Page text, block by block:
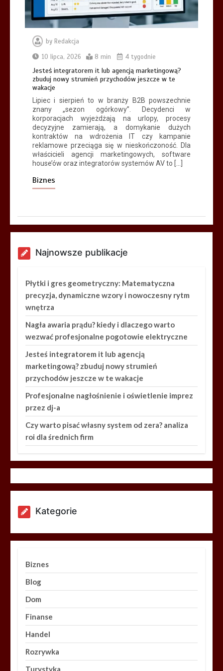
by Redakcja
10 lipca, 2026
8 min 4 tygodnie
Jesteś integratorem it lub agencją marketingową?
zbuduj nowy strumień przychodów jeszcze w te
wakacje
Lipiec i sierpień to w branży B2B powszechnie
znany „sezon ogórkowy”. Decydenci w
korporacjach wyjeżdżają na urlopy, procesy
decyzyjne zamierają, a domykanie dużych
kontraktów na wdrożenia IT czy kampanie
reklamowe przeciąga się w nieskończoność. Dla
właścicieli agencji marketingowych, software
house’ów oraz integratorów systemów AV to […]
Biznes
Najnowsze publikacje
Płytki i gres geometryczny: Matematyczna
precyzja, dynamiczne wzory i nowoczesny rytm
wnętrza
Nagła awaria prądu? kiedy i dlaczego warto
wezwać profesjonalne pogotowie elektryczne
Jesteś integratorem it lub agencją
marketingową? zbuduj nowy strumień
przychodów jeszcze w te wakacje
Profesjonalne nagłośnienie i oświetlenie imprez
przez dj-a
Czy warto pisać własny system od zera? analiza
roi dla średnich firm
Kategorie
Biznes
Blog
Dom
Finanse
Handel
Rozrywka
Turystyka